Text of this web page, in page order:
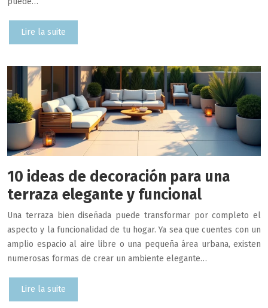
Lire la suite
10 ideas de decoración para una
terraza elegante y funcional
Una terraza bien diseñada puede transformar por completo el
aspecto y la funcionalidad de tu hogar. Ya sea que cuentes con un
amplio espacio al aire libre o una pequeña área urbana, existen
numerosas formas de crear un ambiente elegante…
Lire la suite